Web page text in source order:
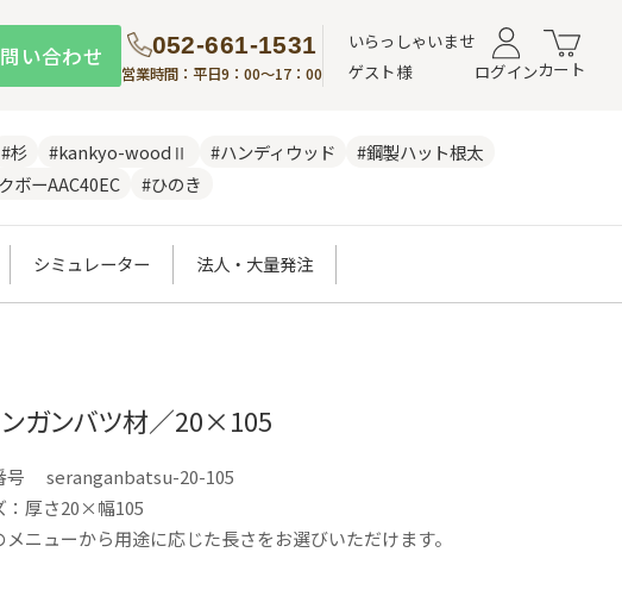
い合わせ 052-661-1531
営業時間：平日9：00～17：00
いらっしゃいませ
ゲスト様
ログインカート
#杉 #kankyo-woodⅡ #ハンディウッド
#鋼製ハット根太
ボーAAC40EC #ひのき
シミュレーター 法人・大量発注
ガンバツ材／20×105
号
seranganbatsu-20-105
：厚さ20×幅105
メニューから用途に応じた長さをお選びいただけます。